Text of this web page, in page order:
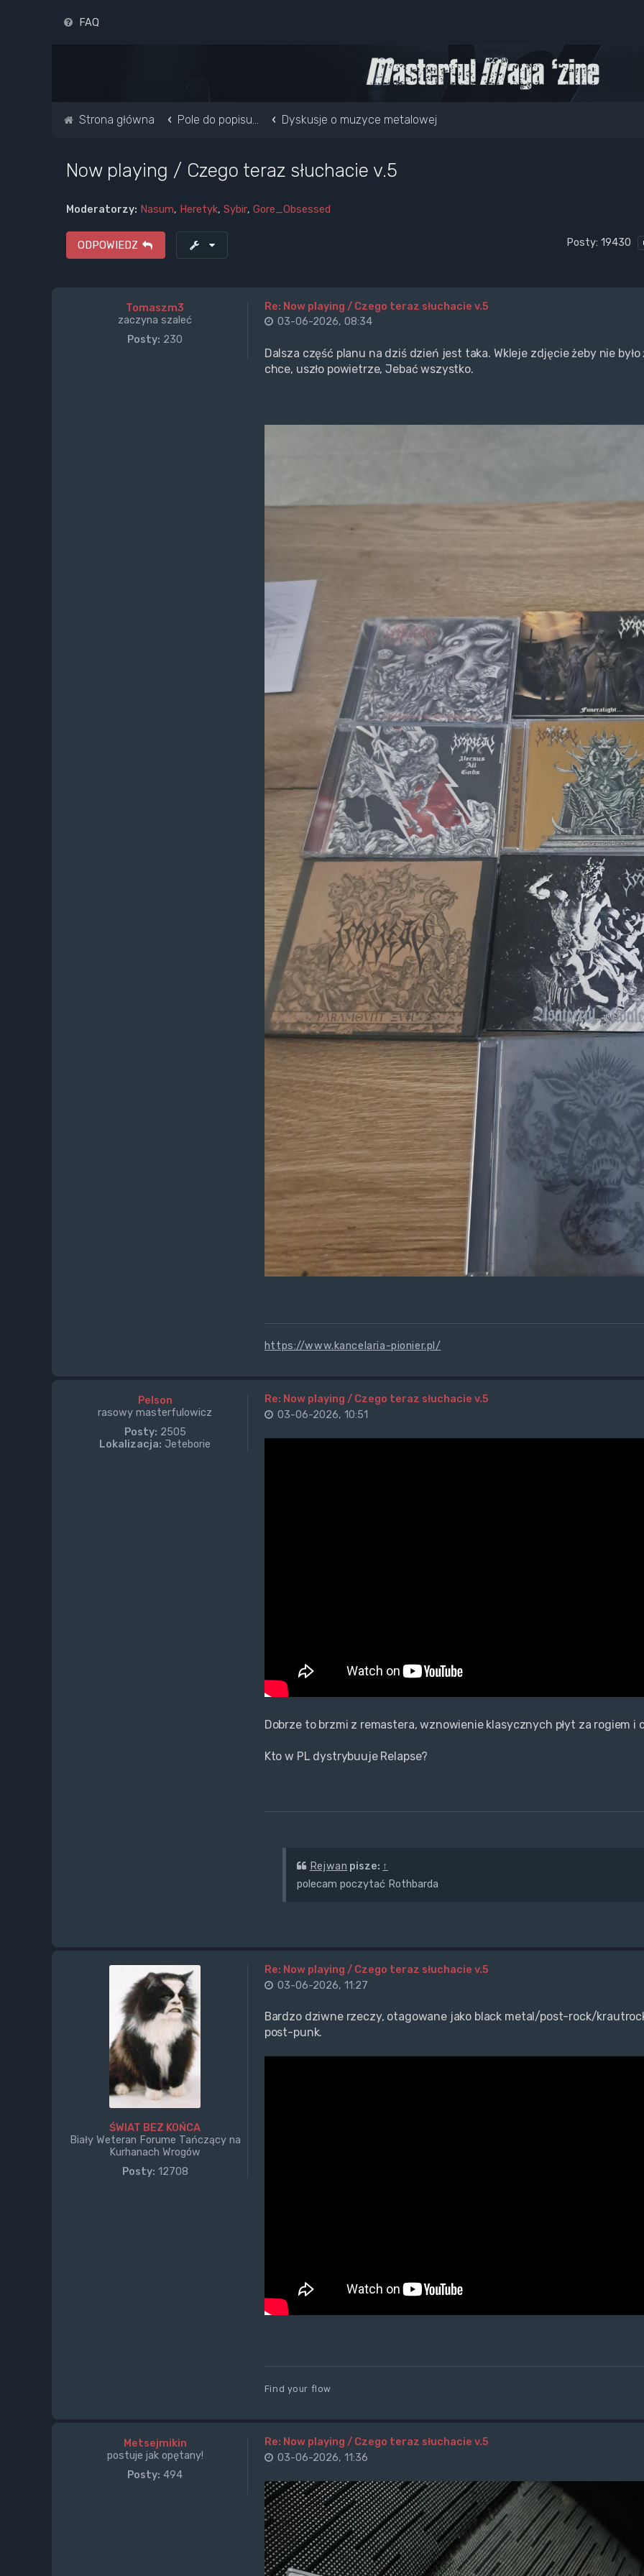
FAQ
Strona główna Pole do popisu... Dyskusje o muzyce metalowej
Now playing / Czego teraz słuchacie v.5
Moderatorzy: Nasum, Heretyk, Sybir, Gore_Obsessed
ODPOWIEDZ Posty: 19430
Tomaszm3
zaczyna szaleć
Posty: 230
Re: Now playing / Czego teraz słuchacie v.5
03-06-2026, 08:34
Dalsza część planu na dziś dzień jest taka. Wkleje zdjęcie żeby nie
chce, uszło powietrze, Jebać wszystko.
https://www.kancelaria-pionier.pl/
Pelson
rasowy masterfulowicz
Posty: 2505
Lokalizacja: Jeteborie
Re: Now playing / Czego teraz słuchacie v.5
03-06-2026, 10:51
Dobrze to brzmi z remastera, wznowienie klasycznych płyt za rogiem i
Kto w PL dystrybuuje Relapse?
Rejwan pisze: ↑
polecam poczytać Rothbarda
ŚWIAT BEZ KOŃCA
Biały Weteran Forume Tańczący na
Kurhanach Wrogów
Posty: 12708
Re: Now playing / Czego teraz słuchacie v.5
03-06-2026, 11:27
Bardzo dziwne rzeczy, otagowane jako black metal/post-rock/
post-punk.
Find your flow
Metsejmikin
postuje jak opętany!
Posty: 494
Re: Now playing / Czego teraz słuchacie v.5
03-06-2026, 11:36